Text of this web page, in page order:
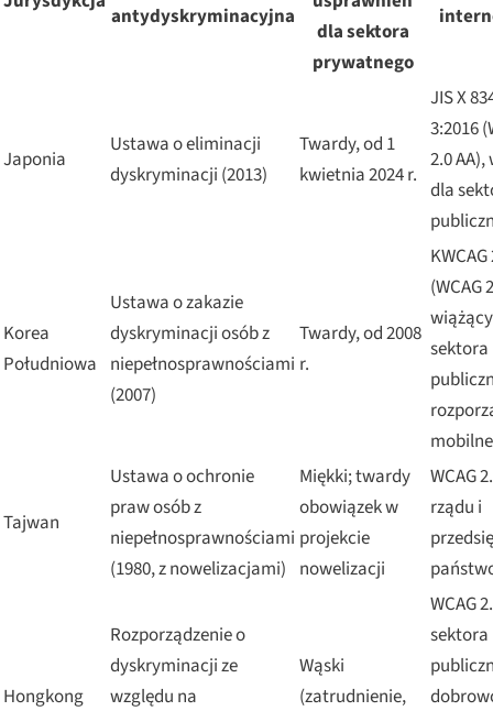
antydyskryminacyjna
dla sektora
prywatnego
Japonia
Ustawa o eliminacji
dyskryminacji (2013)
Twardy, od 1
kwietnia 2024 r.
JIS X
3:2016
2.0
dla
Korea
Południowa
Ustawa o zakazie
dyskryminacji osób z
niepełnosprawnościami
(2007)
Twardy, od 2008
r.
KWCAG
(WCAG
sektora
Tajwan
Ustawa o ochronie
praw osób z
niepełnosprawnościami
(1980, z nowelizacjami)
Miękki; twardy
obowiązek w
projekcie
nowelizacji
WCAG
rządu i
Hongkong
Rozporządzenie o
dyskryminacji ze
względu na
Wąski
(zatrudnienie,
WCAG
sektora